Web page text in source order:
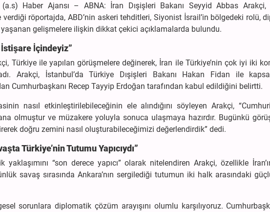
(a.s) Haber Ajansı – ABNA: İran Dışişleri Bakanı Seyyid Abbas Arakçi,
verdiği röportajda, ABD’nin askeri tehditleri, Siyonist İsrail’in bölgedeki rolü,
yaşanan gelişmelere ilişkin dikkat çekici açıklamalarda bulundu.
İçindeyiz”
Türkiye ile yapılan görüşmelere değinerek, İran ile Türkiye’nin çok iyi iki
Arakçi, İstanbul’da Türkiye Dışişleri Bakanı Hakan Fidan ile
Cumhurbaşkanı Recep Tayyip Erdoğan tarafından kabul edildiğini belirtti.
nasıl etkinleştirilebileceğinin ele alındığını söyleyen Arakçi,
olmuştur ve müzakere yoluyla sonuca ulaşmaya hazırdır. Bugünkü
doğru zemini nasıl oluşturabileceğimizi değerlendirdik” dedi.
Türkiye’nin Tutumu Yapıcıydı”
yaklaşımını “son derece yapıcı” olarak nitelendiren Arakçi, özellikle
savaş sırasında Ankara’nın sergilediği tutumun iki halk arasındaki
sorunlara diplomatik çözüm arayışını olumlu karşılıyoruz.